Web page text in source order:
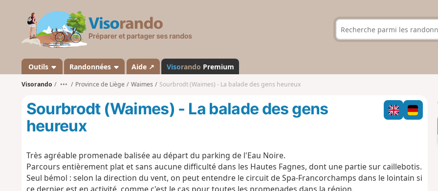
s
a
n
d
Outils Randonnées Aide ↗ Visorando Premium
Visorando ••• Province de Liège Waimes Sourbrodt (Waimes) - La balade des gens heureux
Sourbrodt (Waimes) - La balade des gens
heureux
Très agréable promenade balisée au départ du parking de l'Eau Noire.
Parcours entièrement plat et sans aucune difficulté dans les Hautes Fagnes, dont une partie sur caillebotis.
Seul bémol : selon la direction du vent, on peut entendre le circuit de Spa-Francorchamps dans le lointain si